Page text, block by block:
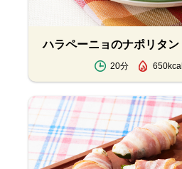
ハラペーニョのナポリタン
20分 650kcal